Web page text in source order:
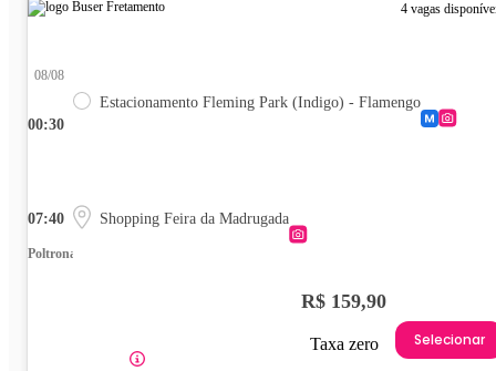
4 vagas
00:30
08/08
Estacionamento Fleming Park (Indigo) - Flamengo
07:40 Shopping Feira da Madrugada
Poltrona
R$ 159,90
Taxa zero Selecionar